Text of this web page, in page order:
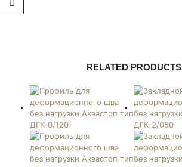
RELATED PRODUCTS